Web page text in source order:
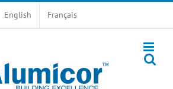
English Français